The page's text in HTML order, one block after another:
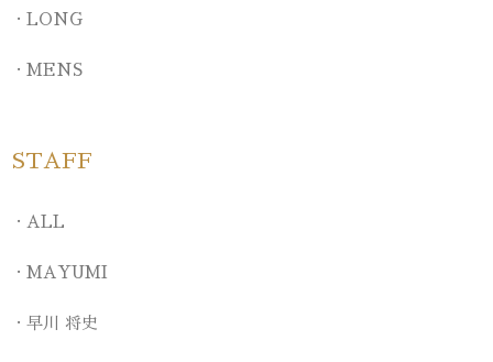
LONG
MENS
STAFF
ALL
MAYUMI
早川 将史